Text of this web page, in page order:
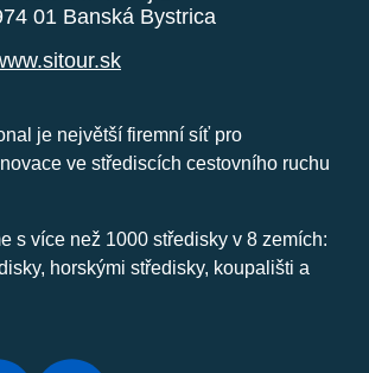
01 Banská Bystrica
je největší firemní síť pro
ve střediscích cestovního ruchu
s více než 1000 středisky v 8 zemích:
horskými středisky, koupališti a